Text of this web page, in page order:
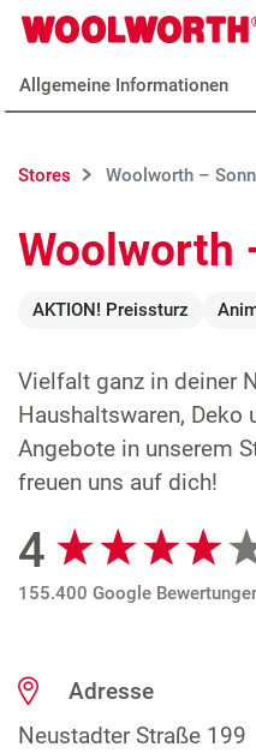
Zum Hauptinhalt
Woolworth GmbH
Allgemeine Informationen
Stores Woolworth –
Woolworth
AKTION! Preissturz
Vielfalt ganz in deiner
Haushaltswaren, Deko
Angebote in unserem
freuen uns auf dich!
Google Bewertungen
4
155.400 Google
Adresse
Neustadter Straße 199